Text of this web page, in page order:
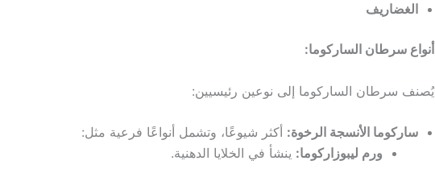
الغضاريف
أنواع سرطان الساركوما:
يُصنف سرطان الساركوما إلى نوعين رئيسيين:
ساركوما الأنسجة الرخوة: أكثر شيوعًا، وتشمل أنواعًا فرعية مثل:
ورم ليبوزاركوما: ينشأ في الخلايا الدهنية.